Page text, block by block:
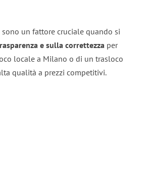
un fattore cruciale quando si
e sulla correttezza per
locale a Milano o di un trasloco
qualità a prezzi competitivi.